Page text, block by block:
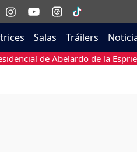
Salas Tráilers
de Abelardo de la